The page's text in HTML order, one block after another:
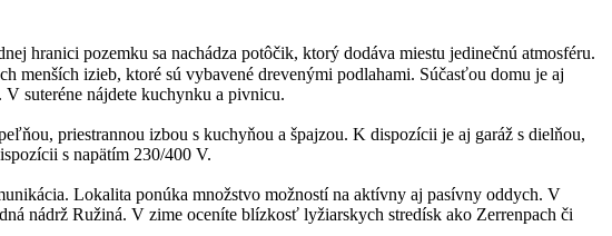
hranici pozemku sa nachádza potôčik, ktorý dodáva miestu jedinečnú atmosféru.
menších izieb, ktoré sú vybavené drevenými podlahami. Súčasťou domu je aj
suteréne nájdete kuchynku a pivnicu.
priestrannou izbou s kuchyňou a špajzou. K dispozícii je aj garáž s dielňou,
s napätím 230/400 V.
Lokalita ponúka množstvo možností na aktívny aj pasívny oddych. V
nádrž Ružiná. V zime oceníte blízkosť lyžiarskych stredísk ako Zerrenpach či